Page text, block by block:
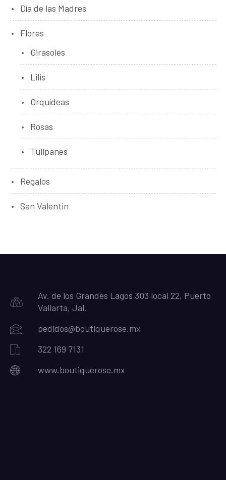
Día de las Madres
Flores
Girasoles
Lilis
Orquídeas
Rosas
Tulipanes
Regalos
San Valentin
Av. de los Grandes Lagos 303 local 22, Puerto
Vallarta, Jal.
pedidos@boutiquerose.mx
322 169 7131
www.boutiquerose.mx